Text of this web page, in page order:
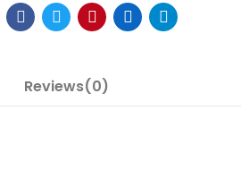
Reviews(0)